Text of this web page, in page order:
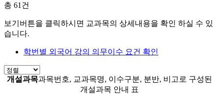
총 61 건
보기버튼을 클릭하시면 교과목의 상세내용을 확인 하실 수 있
습니다.
학번별 외국어 강의 의무이수 요건 확인
개설과목과목번호, 교과목명, 이수구분, 분반, 비고로 구성된
개설과목 안내 표